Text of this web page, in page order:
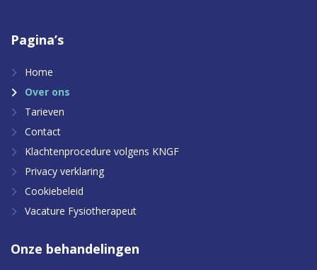
Pagina’s
Home
Over ons
Tarieven
Contact
Klachtenprocedure volgens KNGF
Privacy verklaring
Cookiebeleid
Vacature Fysiotherapeut
Onze behandelingen